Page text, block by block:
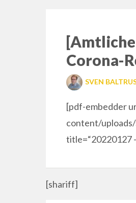
Corona-
SVEN
[pdf-embedder
content/
title=“20220127
[shariff]